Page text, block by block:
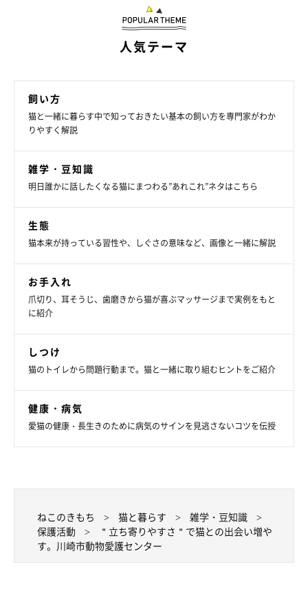
動物に関わる民間企業とコラボ
の一部に「ネーミングライツ制度」を導入していることです。こ
れにより、民間企業と契約を結び、施設内の諸室に企業の名称な
どを含めた名前を付けてもらい、そのライセンス料として現金や
猫タワーなどの物品を提供してもらうことが可能に。
互いにメリットがあるこの仕組みは、動物たちへ安定した環境を
継続して提供し続けることに一役買っています。今後も残りの一
部の諸室にネーミングライツを募集予定とのことです。
人気テーマ
飼い方
猫と一緒に暮らす中で知っておきたい基本の飼い方を専門家がわか
りやすく解説
雑学・豆知識
明日誰かに話したくなる猫にまつわる”あれこれ”ネタはこちら
生態
猫本来が持っている習性や、しぐさの意味など、画像と一緒に解説
お手入れ
爪切り、耳そうじ、歯磨きから猫が喜ぶマッサージまで実例をもと
に紹介
しつけ
猫のトイレから問題行動まで。猫と一緒に取り組むヒントをご紹介
健康・病気
愛猫の健康・長生きのために病気のサインを見逃さないコツを伝授
ねこのきもち 猫と暮らす
雑学・豆知識
保護活動
＂立ち寄りやすさ＂で猫との出会い増や
す。川崎市動物愛護センター